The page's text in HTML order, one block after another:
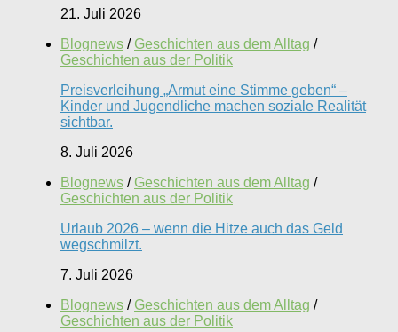
21. Juli 2026
Blognews / Geschichten aus dem Alltag /
Geschichten aus der Politik
Preisverleihung „Armut eine Stimme geben“ –
Kinder und Jugendliche machen soziale Realität
sichtbar.
8. Juli 2026
Blognews / Geschichten aus dem Alltag /
Geschichten aus der Politik
Urlaub 2026 – wenn die Hitze auch das Geld
wegschmilzt.
7. Juli 2026
Blognews / Geschichten aus dem Alltag /
Geschichten aus der Politik